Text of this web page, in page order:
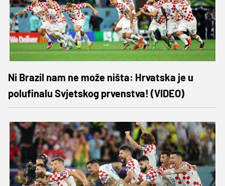
Ni Brazil nam ne može ništa: Hrvatska je u
polufinalu Svjetskog prvenstva! (VIDEO)